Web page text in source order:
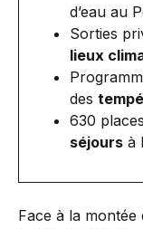
d’eau au
Sorties
lieux
des
630
séjours à
Face à la montée